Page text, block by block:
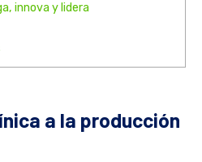
innova y lidera
a la producción